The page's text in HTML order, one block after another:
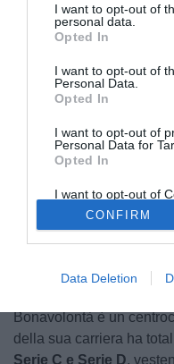
I want to opt-out of
personal data.
Opted In
I want to opt-out of
Personal Data.
Opted In
I want to opt-out of
Personal Data for
Opted In
I want to opt-out of
Retention, Sale,
Personal Data that
Purposes for which it
Opted Out
CONFIRM
Data Deletion
Credit: Virtus Francavilla
© foto di Credit: Virtus
Fidelis Andriaè al
stagione. Secondo
dalla Virtus Francavilla.
Bonavolontà è un
della sua carriera ha
Serie C e Serie D,